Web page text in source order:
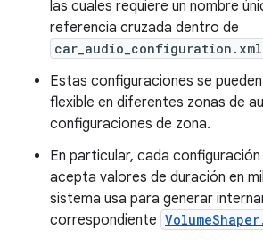
las cuales requiere un nombre
referencia cruzada dentro de
car_audio_configuration.xml
Estas configuraciones se
flexible en diferentes zonas de
configuraciones de zona.
En particular, cada
acepta valores de duración en
sistema usa para generar
correspondiente